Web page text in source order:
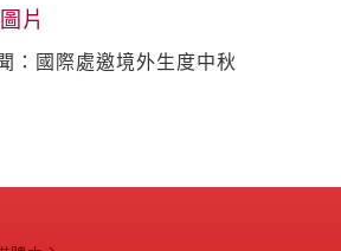
片
：國際處邀境外生度中秋